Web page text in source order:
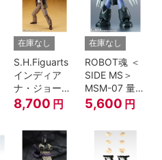
在庫なし
S.H.Figuarts
インディア
ナ・ジョーン
ズ（レイダー
ス/失われたア
櫃》）
8,700 円
在庫なし
ROBOT魂 ＜
SIDE MS＞
MSM-07 量産
型ズゴック
ver.
5,600 円